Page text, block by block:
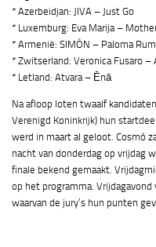
* Azerbeidjan: JIVA – Just Go
* Luxemburg: Eva Marija –
* Armenië: SIMÓN – Paloma
* Zwitserland: Veronica Fusaro –
* Letland: Atvara – Ēnā
Na afloop loten twaalf
Verenigd Koninkrijk) hun
werd in maart al geloot. Cosmó
nacht van donderdag op vrijdag
finale bekend gemaakt.
op het programma.
waarvan de jury’s hun punten